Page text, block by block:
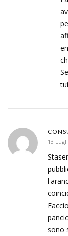
13
sono